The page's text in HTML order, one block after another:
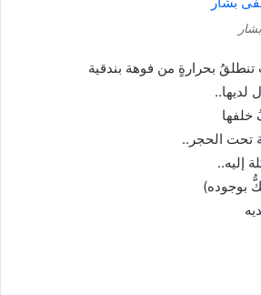
بحرارةٍ من فوهة بندقية
لديها..
خلفها
تحت الحجر..
إليه..
بوجوده)